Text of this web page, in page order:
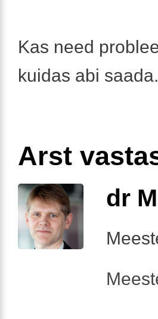
Kas need
kuidas abi
Arst
dr